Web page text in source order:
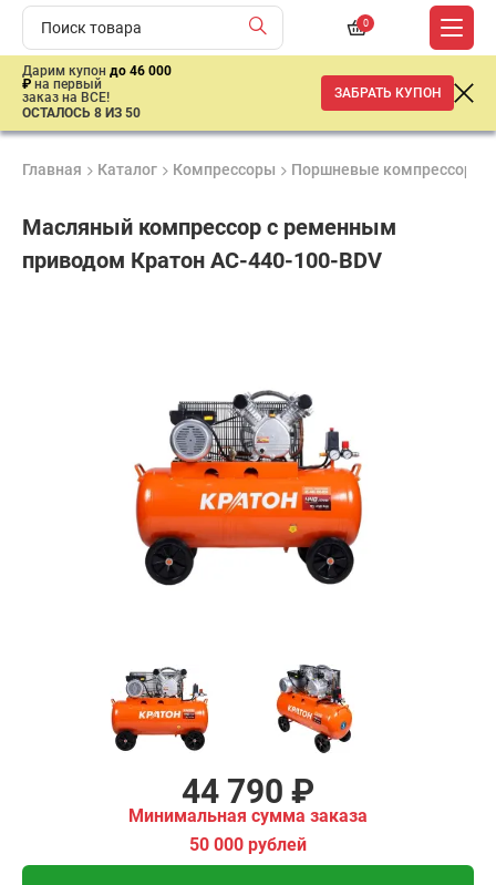
0
Дарим купон до 46 000
₽ на первый
заказ на ВСЕ!
ОСТАЛОСЬ 8 ИЗ 50
ЗАБРАТЬ КУПОН
Главная Каталог Компрессоры Поршневые компрессоры
Масляный компрессор с ременным
приводом Кратон AC-440-100-BDV
44 790 ₽
Минимальная сумма заказа
50 000 рублей
Купить в 1 клик
В кредит от 1 493 руб/
мес